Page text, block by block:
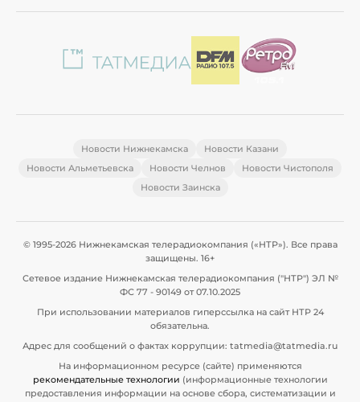
Новости Нижнекамска
Новости Казани
Новости Альметьевска
Новости Челнов
Новости Чистополя
Новости Заинска
© 1995-2026 Нижнекамская телерадиокомпания («НТР»). Все права
защищены. 16+
Сетевое издание Нижнекамская телерадиокомпания ("НТР") ЭЛ №
ФС 77 - 90149 от 07.10.2025
При использовании материалов гиперссылка на сайт НТР 24
обязательна.
Адрес для сообщений о фактах коррупции: tatmedia@tatmedia.ru
На информационном ресурсе (сайте) применяются
рекомендательные технологии (информационные технологии
предоставления информации на основе сбора, систематизации и